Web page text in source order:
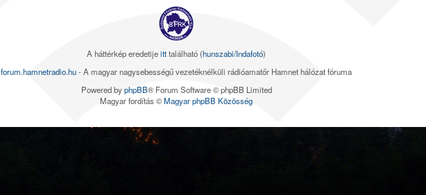
A háttérkép eredetijeitttalálható (hunszabi/Indafotó)
forum.hamnetradio.hu- A magyar nagysebességű vezetéknélküli rádióamatőr Hamnet hálózat fóruma
Powered byphpBB® Forum Software © phpBB Limited
Magyar fordítás ©Magyar phpBB Közösség